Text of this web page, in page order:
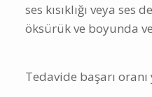
ses kısıklığı veya ses
öksürük ve boyunda
Tedavide başarı